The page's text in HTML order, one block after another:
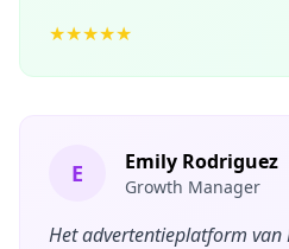
★★★★★
E Emily Rodriguez
Growth Manager
Het advertentieplatform van